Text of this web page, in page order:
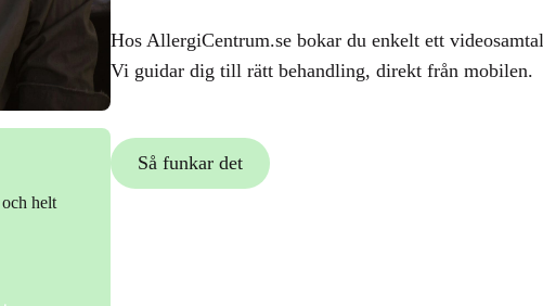
helt
Hos AllergiCentrum.se bokar du enkelt ett
Vi guidar dig till rätt behandling, direkt från mobilen.
Så funkar det